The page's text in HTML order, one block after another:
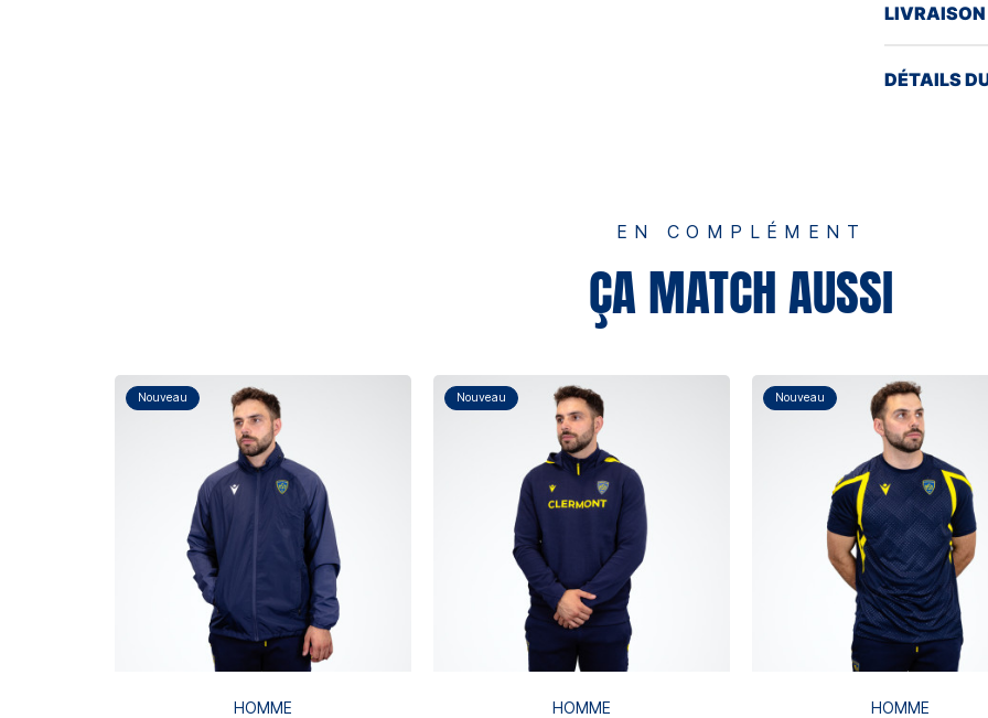
LIVRAISON
DÉTAILS
EN COMPLÉMENT
ÇA MATCH AUSSI
Nouveau
HOMME
Nouveau
HOMME
Nouveau
HOMME